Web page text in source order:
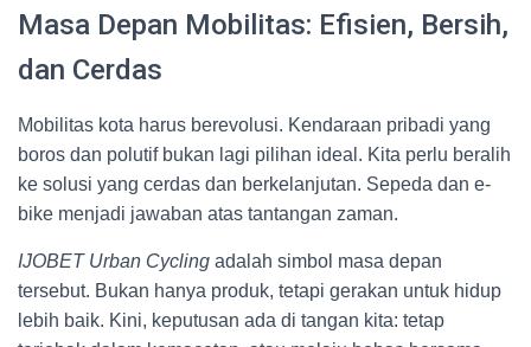
Masa Depan Mobilitas: Efisien, Bersih,
dan Cerdas
Mobilitas kota harus berevolusi. Kendaraan pribadi yang
boros dan polutif bukan lagi pilihan ideal. Kita perlu beralih
ke solusi yang cerdas dan berkelanjutan. Sepeda dan e-
bike menjadi jawaban atas tantangan zaman.
IJOBET Urban Cycling adalah simbol masa depan
tersebut. Bukan hanya produk, tetapi gerakan untuk hidup
lebih baik. Kini, keputusan ada di tangan kita: tetap